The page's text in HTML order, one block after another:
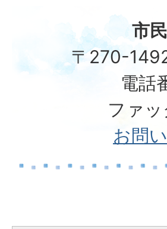
市
〒270-
電話
ファ
お問